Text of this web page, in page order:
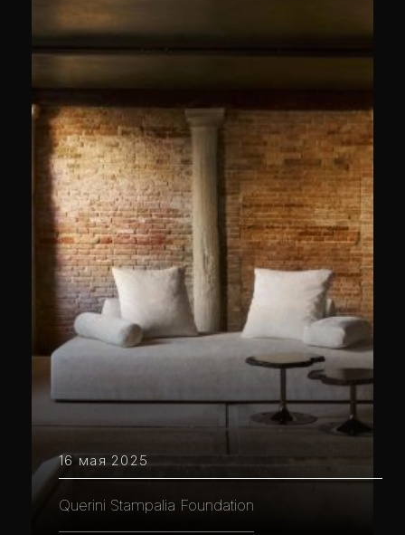
16 мая 2025
Querini Stampalia Foundation